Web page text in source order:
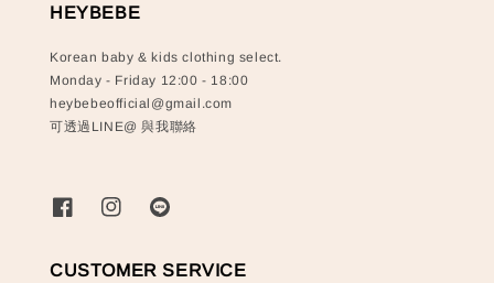
HEYBEBE
Korean baby & kids clothing select.
Monday - Friday 12:00 - 18:00
heybebeofficial@gmail.com
可透過LINE@ 與我聯絡
CUSTOMER SERVICE